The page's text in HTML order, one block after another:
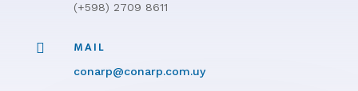
(+598) 2709 8611
 MAIL
conarp@conarp.com.uy